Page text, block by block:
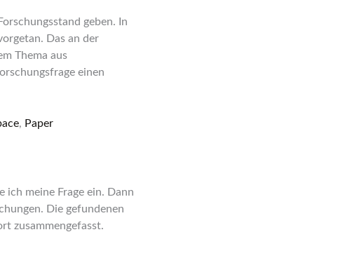
geben. In
Das an der
Thema aus
einen
, Paper
ich meine Frage ein. Dann
Die gefundenen
zusammengefasst.